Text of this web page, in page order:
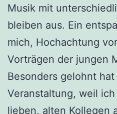
Musik mit
bleiben aus. Ein
mich, Hochachtung
Vorträgen der jungen
Besonders gelohnt
Veranstaltung, weil
lieben, alten Kollegen